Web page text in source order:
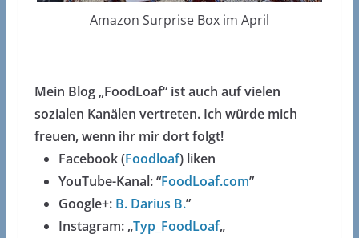
Amazon Surprise Box im April
Mein Blog „FoodLoaf“ ist auch auf vielen
sozialen Kanälen vertreten. Ich würde mich
freuen, wenn ihr mir dort folgt!
Facebook (Foodloaf) liken
YouTube-Kanal: “FoodLoaf.com”
Google+: B. Darius B.”
Instagram: „Typ_FoodLoaf„